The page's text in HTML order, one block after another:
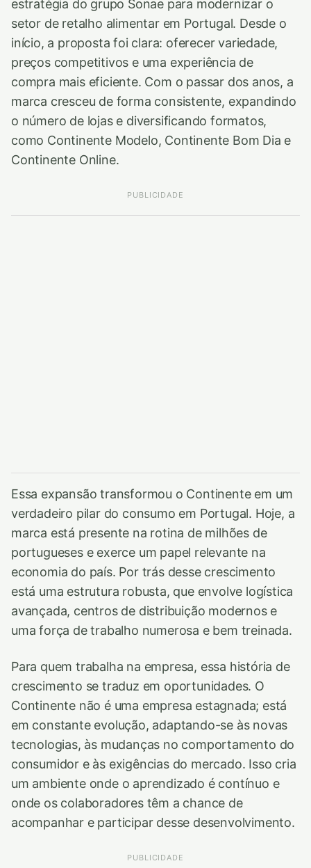
estratégia do grupo Sonae para modernizar o
setor de retalho alimentar em Portugal. Desde o
início, a proposta foi clara: oferecer variedade,
preços competitivos e uma experiência de
compra mais eficiente. Com o passar dos anos, a
marca cresceu de forma consistente, expandindo
o número de lojas e diversificando formatos,
como Continente Modelo, Continente Bom Dia e
Continente Online.
PUBLICIDADE
Essa expansão transformou o Continente em um
verdadeiro pilar do consumo em Portugal. Hoje, a
marca está presente na rotina de milhões de
portugueses e exerce um papel relevante na
economia do país. Por trás desse crescimento
está uma estrutura robusta, que envolve logística
avançada, centros de distribuição modernos e
uma força de trabalho numerosa e bem treinada.
Para quem trabalha na empresa, essa história de
crescimento se traduz em oportunidades. O
Continente não é uma empresa estagnada; está
em constante evolução, adaptando-se às novas
tecnologias, às mudanças no comportamento do
consumidor e às exigências do mercado. Isso cria
um ambiente onde o aprendizado é contínuo e
onde os colaboradores têm a chance de
acompanhar e participar desse desenvolvimento.
PUBLICIDADE